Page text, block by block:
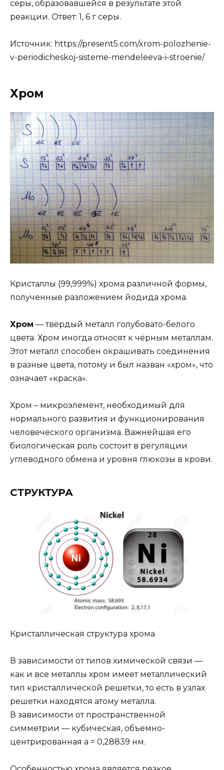
серы, образовавшейся в результате этой
реакции. Ответ: 1, 6 г серы.
Источник: https://present5.com/xrom-polozhenie-
v-periodicheskoj-sisteme-mendeleeva-i-stroenie/
Хром
Кристаллы (99,999%) хрома различной формы,
полученные разложением йодида хрома.
Хром — твёрдый металл голубовато-белого
цвета. Хром иногда относят к чёрным металлам.
Этот металл способен окрашивать соединения
в разные цвета, потому и был назван «хром», что
означает «краска».
Хром – микроэлемент, необходимый для
нормального развития и функционирования
человеческого организма. Важнейшая его
биологическая роль состоит в регуляции
углеводного обмена и уровня глюкозы в крови.
СТРУКТУРА
Кристаллическая структура хрома
В зависимости от типов химической связи —
как и все металлы хром имеет металлический
тип кристаллической решетки, то есть в узлах
решетки находятся атому металла.
В зависимости от пространственной
симметрии — кубическая, объемно-
центрированная а = 0,28839 нм.